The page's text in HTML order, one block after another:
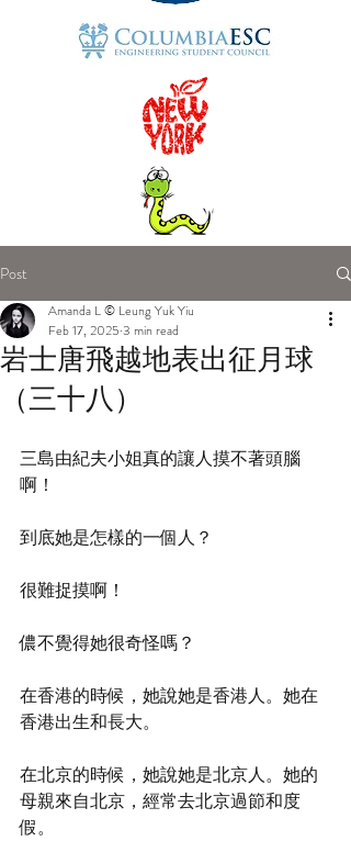
Post
岩士唐飛越地表出征月球
（三十八）
Amanda L © Leung Yuk Yiu
Feb 17, 2025 3 min read
三島由紀夫小姐真的讓人摸不著頭腦
啊！
到底她是怎樣的一個人？
很難捉摸啊！
儂不覺得她很奇怪嗎？
在香港的時候，她說她是香港人。她在
香港出生和長大。
在北京的時候，她說她是北京人。她的
母親來自北京，經常去北京過節和度
假。